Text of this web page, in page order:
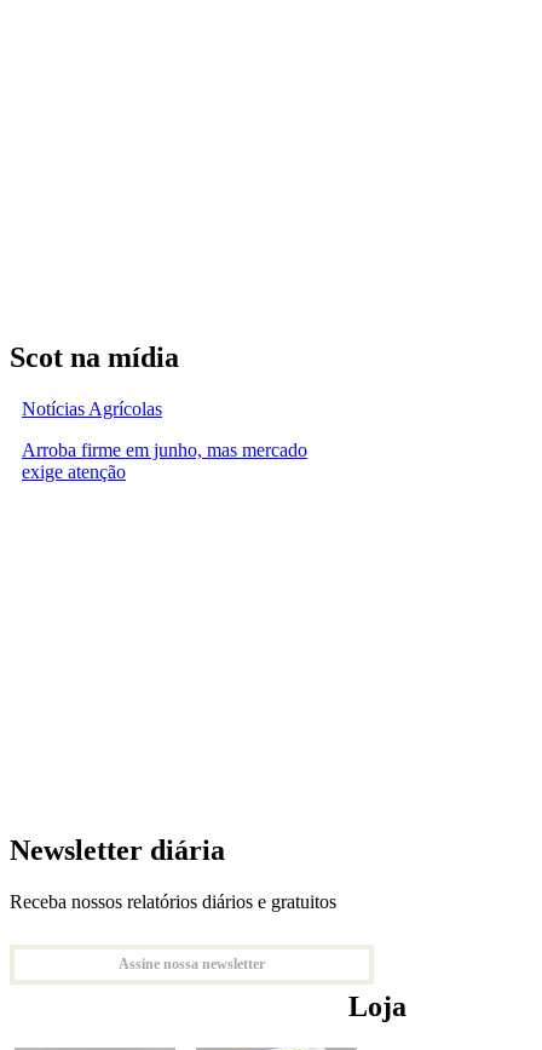
Scot na mídia
Notícias Agrícolas
Arroba firme em junho, mas mercado
exige atenção
Newsletter diária
Receba nossos relatórios diários e gratuitos
Assine nossa newsletter
Loja